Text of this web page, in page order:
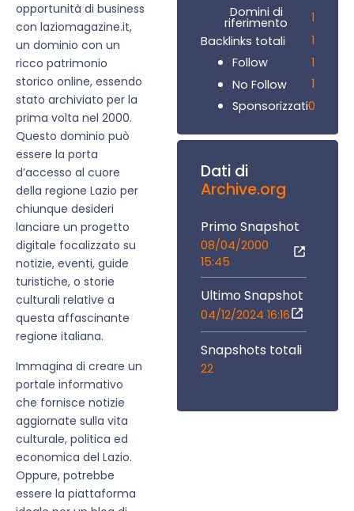
opportunità di business
con laziomagazine.it,
un dominio con un
ricco patrimonio
storico online, essendo
stato archiviato per la
prima volta nel 2000.
Questo dominio può
essere la porta
d’accesso al cuore
della regione Lazio per
chiunque desideri
lanciare un progetto
digitale focalizzato su
notizie, eventi, guide
turistiche, o storie
culturali relative a
questa affascinante
regione italiana.
Immagina di creare un
portale informativo
che fornisce notizie
aggiornate sulla vita
culturale, politica ed
economica del Lazio.
Oppure, potrebbe
essere la piattaforma
Domini di
riferimento
1
Backlinks totali
1
Follow
1
No Follow
1
Sponsorizzati0
Dati di
Archive.org
Primo Snapshot
08/04/2000
15:45
Ultimo Snapshot
04/12/2024 16:16
Snapshots totali
22